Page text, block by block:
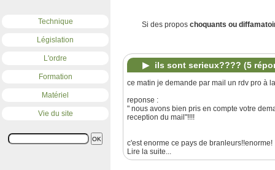
Technique
Législation
L'ordre
Formation
Matériel
Vie du site
Si des propos choquants ou
ils sont serieux???? (5
ce matin je demande par mail un rdv pro à
reponse :
" nous avons bien pris en compte votre
reception du mail"!!!!
c'est enorme ce pays de branleurs!!enorme!
Lire la suite...